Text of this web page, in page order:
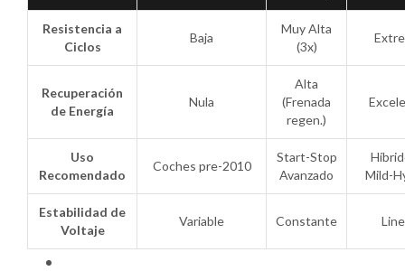
Resistencia a
Ciclos
Baja
Muy Alta
(3x)
Recuperación
de Energía
Nula
Alta
(Frenada
regen.)
Uso
Recomendado
Coches pre-2010
Start-Stop
Avanzado
Mild-
Estabilidad de
Voltaje
Variable Constante